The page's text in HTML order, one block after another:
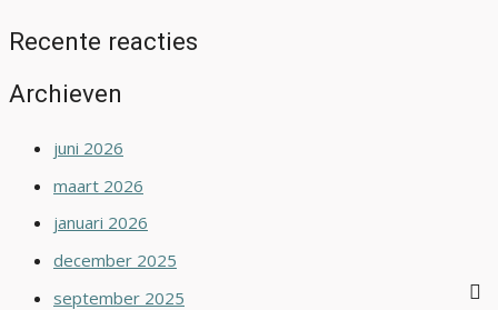
Recente reacties
Archieven
juni 2026
maart 2026
januari 2026
december 2025
september 2025